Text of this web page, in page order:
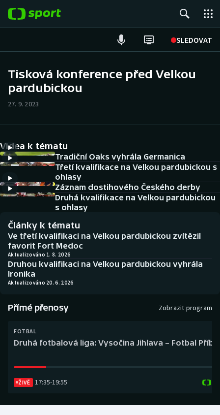
SLEDOVAT
Hokej
Cyklistika
DALŠÍ SPORTY
Americký fotbal
Baseball a softbal
Basketbal
Biatlon
Curling
Dostihy
NEPŘEHLÉDNĚTE
Soutěže
Historické návraty
Aplikace ČT sport
Tisková konference před Velkou
pardubickou
27. 9. 2023
Videa k tématu
Tradiční Oaks vyhrála Germanica
Třetí kvalifikace na Velkou pardubickou s
ohlasy
Záznam dostihového Českého derby
Druhá kvalifikace na Velkou pardubickou
s ohlasy
Články k tématu
Ve třetí kvalifikaci na Velkou pardubickou zvítězil
favorit Fort Medoc
Aktualizováno 1. 8. 2026
Druhou kvalifikaci na Velkou pardubickou vyhrála
Ironika
Aktualizováno 20. 6. 2026
Přímé přenosy Zobrazit program
FOTBAL
Druhá fotbalová liga: Vysočina Jihlava – Fotbal
ŽIVĚ 17:35-19:55